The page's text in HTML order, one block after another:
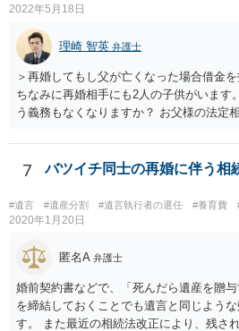
2022年5月18日
理崎 智英 弁護士
＞再婚してもし父が亡くなった場合借金
ちなみに再婚相手にも2人の子供がいます
う義務もなくなりますか？ お父様の法定
戸籍がどこにあるのかは関係ありません
たことを知ってから３か月以内に家庭裁
7 バツイチ同士の再婚に伴う相
#遺言 #遺産分割 #遺言執行者の選任 #養育費
2020年1月20日
匿名A 弁護士
婚前契約書などで、「死んだら遺産を贈
を締結しておくことでも遺言と同じよう
す。 また最近の相続法改正により、残さ